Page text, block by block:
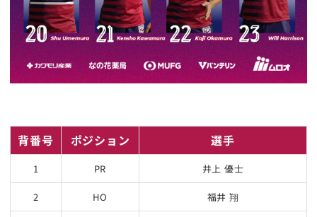
背番号 ポジション 選手
1 PR 井上 優士
2 HO 福井 翔